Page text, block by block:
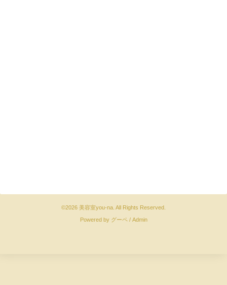
©2026 美容室you-na . All Rights Reserved.
Powered by グーペ/ Admin